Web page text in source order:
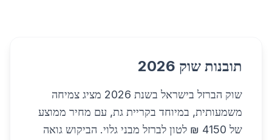
תובנות שוק 2026
שוק הברזל בישראל בשנת 2026 מציג צמיחה
משמעותית, במיוחד בקריית גת, עם מחיר ממוצע
של 4150 ₪ לטון לברזל מבני גלוי. הביקוש גואה